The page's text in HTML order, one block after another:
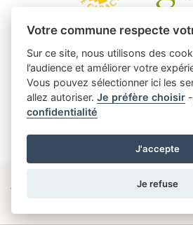
Votre commune respecte
Sur ce site, nous utilisons des
l’audience et améliorer votre
Vous pouvez sélectionner ici les
allez autoriser.Je préfère choisir -
confidentialité
J'accepte
Je refuse